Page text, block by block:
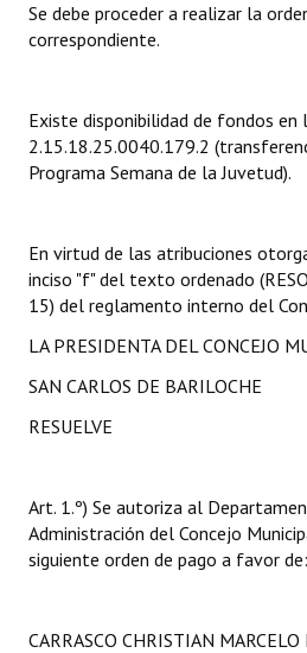
Dictámenes Asesoría Letrada
Informes de Unidad Coordinadora
Ejecución Presupuestaria
NORMATIVA
Comunicaciones
Resoluciones
INSTITUCIONAL
Antiguos Pobladores
Se debe proceder a realizar la
correspondiente.
Existe disponibilidad de fondos en
2.15.18.25.0040.179.2
Programa Semana de la Juvetud).
En virtud de las atribuciones
inciso "f" del texto ordenado
15) del reglamento interno del
LA PRESIDENTA DEL CONCEJO
SAN CARLOS DE BARILOCHE
RESUELVE
Art. 1.º) Se autoriza al
Administración del Concejo
siguiente orden de pago a favor de:
CARRASCO CHRISTIAN